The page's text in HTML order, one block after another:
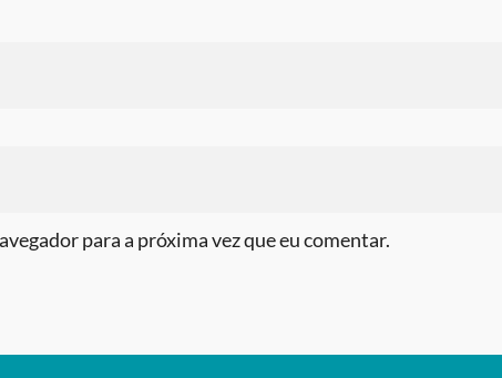
para a próxima vez que eu comentar.